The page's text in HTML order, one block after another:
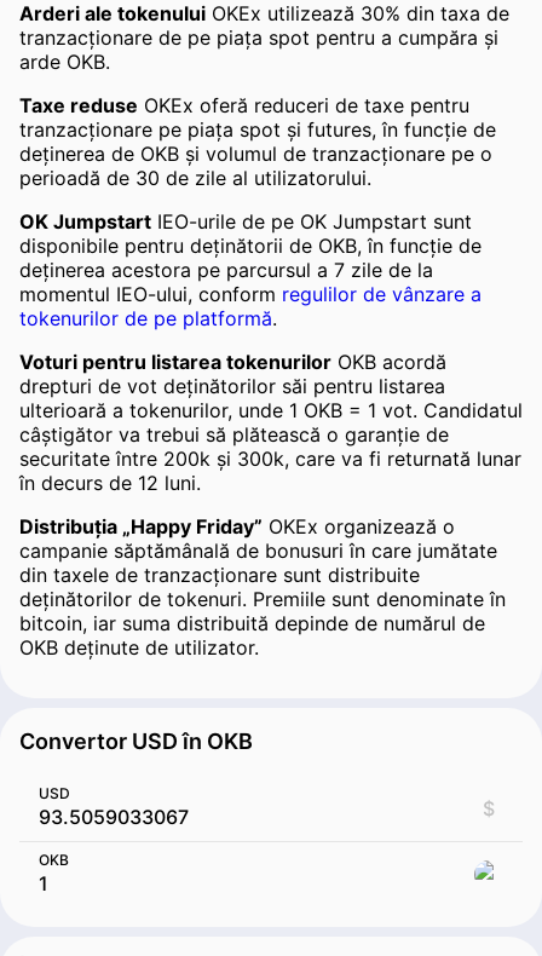
Arderi ale tokenului OKEx utilizează 30% din taxa de
tranzacționare de pe piața spot pentru a cumpăra și
arde OKB.
Taxe reduse OKEx oferă reduceri de taxe pentru
tranzacționare pe piața spot și futures, în funcție de
deținerea de OKB și volumul de tranzacționare pe o
perioadă de 30 de zile al utilizatorului.
OK Jumpstart IEO-urile de pe OK Jumpstart sunt
disponibile pentru deținătorii de OKB, în funcție de
deținerea acestora pe parcursul a 7 zile de la
momentul IEO-ului, conform regulilor de vânzare a
tokenurilor de pe platformă.
Voturi pentru listarea tokenurilor OKB acordă
drepturi de vot deținătorilor săi pentru listarea
ulterioară a tokenurilor, unde 1 OKB = 1 vot. Candidatul
câștigător va trebui să plătească o garanție de
securitate între 200k și 300k, care va fi returnată lunar
în decurs de 12 luni.
Distribuția „Happy Friday” OKEx organizează o
campanie săptămânală de bonusuri în care jumătate
din taxele de tranzacționare sunt distribuite
deținătorilor de tokenuri. Premiile sunt denominate în
bitcoin, iar suma distribuită depinde de numărul de
OKB deținute de utilizator.
Convertor USD în OKB
USD
$
OKB